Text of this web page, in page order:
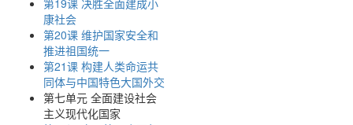
第19课 决胜全面建成小
康社会
第20课 维护国家安全和
推进祖国统一
第21课 构建人类命运共
同体与中国特色大国外交
第七单元 全面建设社会
主义现代化国家